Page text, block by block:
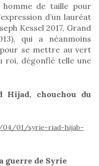
de taille pour
d’un lauréat
Kessel 2017, Grand
qui a néanmoins
se mettre au vert
roi, dégonflé telle une
chouchou du
04/01/syrie-riad-hijab-
guerre de Syrie